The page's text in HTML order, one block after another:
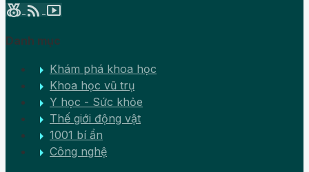
social_leaderboard rss_feed smart_display
Danh mục
arrow_right Khám phá khoa học
arrow_right Khoa học vũ trụ
arrow_right Y học - Sức khỏe
arrow_right Thế giới động vật
arrow_right 1001 bí ẩn
arrow_right Công nghệ